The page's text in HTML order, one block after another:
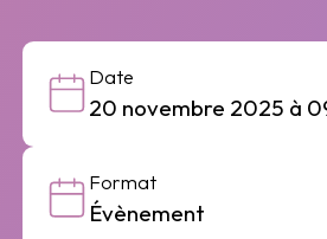
Date
20 novembre 2025 à
Format
Évènement